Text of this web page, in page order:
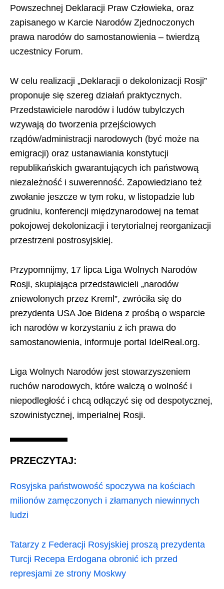
Powszechnej Deklaracji Praw Człowieka, oraz
zapisanego w Karcie Narodów Zjednoczonych
prawa narodów do samostanowienia – twierdzą
uczestnicy Forum.
W celu realizacji „Deklaracji o dekolonizacji Rosji”
proponuje się szereg działań praktycznych.
Przedstawiciele narodów i ludów tubylczych
wzywają do tworzenia przejściowych
rządów/administracji narodowych (być może na
emigracji) oraz ustanawiania konstytucji
republikańskich gwarantujących ich państwową
niezależność i suwerenność. Zapowiedziano też
zwołanie jeszcze w tym roku, w listopadzie lub
grudniu, konferencji międzynarodowej na temat
pokojowej dekolonizacji i terytorialnej reorganizacji
przestrzeni postrosyjskiej.
Przypomnijmy, 17 lipca Liga Wolnych Narodów
Rosji, skupiająca przedstawicieli „narodów
zniewolonych przez Kreml”, zwróciła się do
prezydenta USA Joe Bidena z prośbą o wsparcie
ich narodów w korzystaniu z ich prawa do
samostanowienia, informuje portal IdelReal.org.
Liga Wolnych Narodów jest stowarzyszeniem
ruchów narodowych, które walczą o wolność i
niepodległość i chcą odłączyć się od despotycznej,
szowinistycznej, imperialnej Rosji.
PRZECZYTAJ:
Rosyjska państwowość spoczywa na kościach
milionów zamęczonych i złamanych niewinnych
ludzi
Tatarzy z Federacji Rosyjskiej proszą prezydenta
Turcji Recepa Erdogana obronić ich przed
represjami ze strony Moskwy